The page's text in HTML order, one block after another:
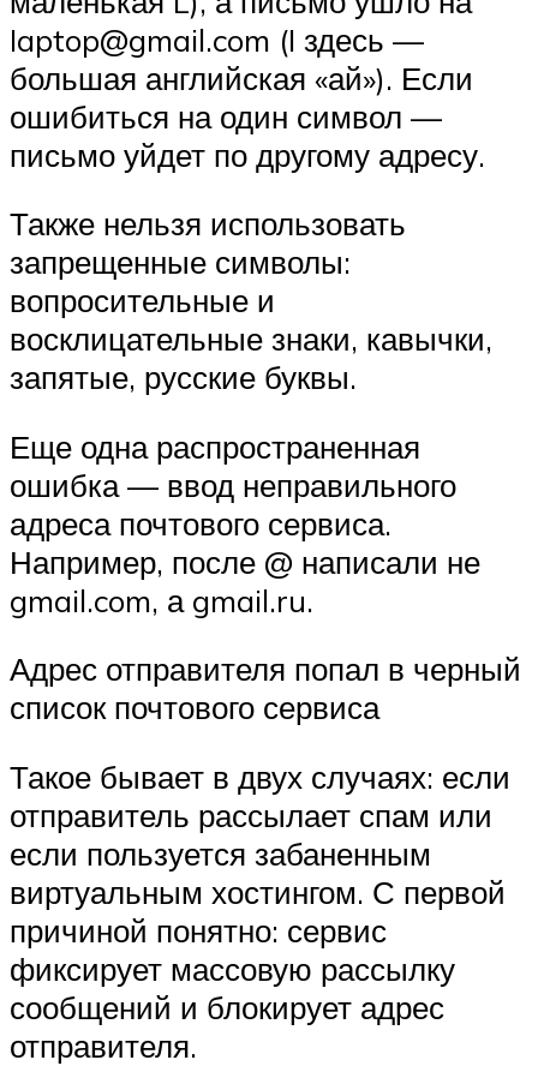
Iaptop@gmail.com (I здесь —
большая английская «ай»). Если
ошибиться на один символ —
письмо уйдет по другому адресу.
Также нельзя использовать
запрещенные символы:
вопросительные и
восклицательные знаки, кавычки,
запятые, русские буквы.
Еще одна распространенная
ошибка — ввод неправильного
адреса почтового сервиса.
Например, после @ написали не
gmail.com, а gmail.ru.
Адрес отправителя попал в черный
список почтового сервиса
Такое бывает в двух случаях: если
отправитель рассылает спам или
если пользуется забаненным
виртуальным хостингом. С первой
причиной понятно: сервис
фиксирует массовую рассылку
сообщений и блокирует адрес
отправителя.